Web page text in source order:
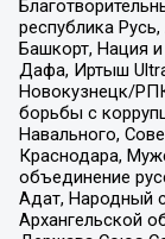
республика
Башкорт, Нация
Дафа, Иртыш
Новокузнецк/
борьбы с
Навального,
Краснодара,
объединение
Адат, Народный
Архангельской